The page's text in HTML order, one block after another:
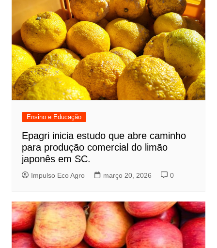
Ensino e Educação
Epagri inicia estudo que abre caminho
para produção comercial do limão
japonês em SC.
Impulso Eco Agro março 20, 2026 0